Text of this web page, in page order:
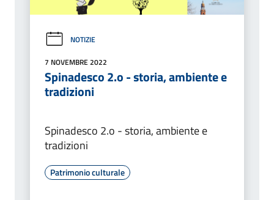
NOTIZIE
7 NOVEMBRE 2022
Spinadesco 2.o - storia, ambiente e
tradizioni
Spinadesco 2.o - storia, ambiente e
tradizioni
Patrimonio culturale